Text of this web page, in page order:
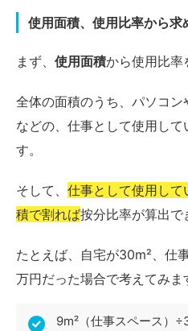
使用面積、使用比率から求
まず、 使用面積から使用比率
全体の面積のうち、パソコ
などの、仕事として使用して
す。
そして、 仕事として使用し
積で割れば按分比率が算出で
たとえば、自宅が30m²、仕
万円だった場合で考えてみま
9m²（仕事スペース）